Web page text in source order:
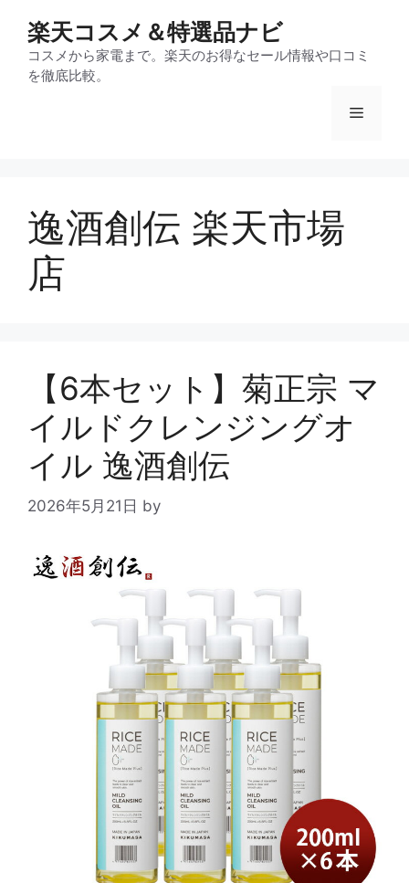
楽天コスメ＆特選品ナビ
コスメから家電まで。楽天のお得なセール情報や口コミ
を徹底比較。
メ
逸酒創伝 楽天市場
店
【6本セット】菊正宗 マ
イルドクレンジングオ
イル 逸酒創伝
2026年5月21日 by